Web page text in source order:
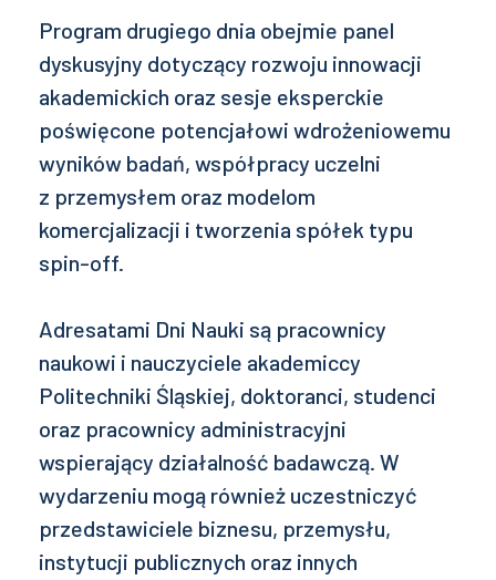
Program drugiego dnia obejmie panel
dyskusyjny dotyczący rozwoju innowacji
akademickich oraz sesje eksperckie
poświęcone potencjałowi wdrożeniowemu
wyników badań, współpracy uczelni
z przemysłem oraz modelom
komercjalizacji i tworzenia spółek typu
spin-off.
Adresatami Dni Nauki są pracownicy
naukowi i nauczyciele akademiccy
Politechniki Śląskiej, doktoranci, studenci
oraz pracownicy administracyjni
wspierający działalność badawczą. W
wydarzeniu mogą również uczestniczyć
przedstawiciele biznesu, przemysłu,
instytucji publicznych oraz innych